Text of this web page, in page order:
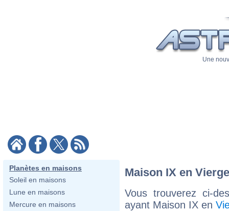
Une
Planètes en maisons
Soleil en maisons
Lune en maisons
Mercure en maisons
Maison IX en Vierge
Vous trouverez ci-
ayant Maison IX en